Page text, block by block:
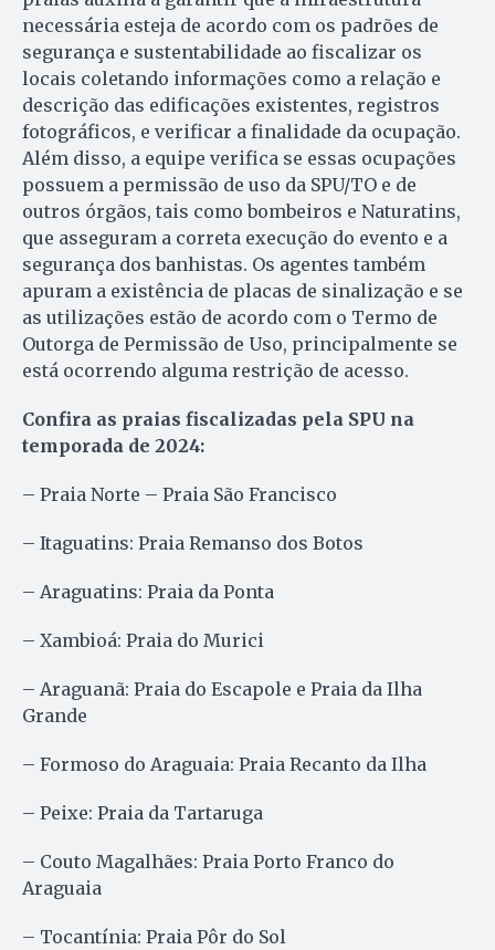
necessária esteja de acordo com os padrões de
segurança e sustentabilidade ao fiscalizar os
locais coletando informações como a relação e
descrição das edificações existentes, registros
fotográficos, e verificar a finalidade da ocupação.
Além disso, a equipe verifica se essas ocupações
possuem a permissão de uso da SPU/TO e de
outros órgãos, tais como bombeiros e Naturatins,
que asseguram a correta execução do evento e a
segurança dos banhistas. Os agentes também
apuram a existência de placas de sinalização e se
as utilizações estão de acordo com o Termo de
Outorga de Permissão de Uso, principalmente se
está ocorrendo alguma restrição de acesso.
Confira as praias fiscalizadas pela SPU na
temporada de 2024:
– Praia Norte – Praia São Francisco
– Itaguatins: Praia Remanso dos Botos
– Araguatins: Praia da Ponta
– Xambioá: Praia do Murici
– Araguanã: Praia do Escapole e Praia da Ilha
Grande
– Formoso do Araguaia: Praia Recanto da Ilha
– Peixe: Praia da Tartaruga
– Couto Magalhães: Praia Porto Franco do
Araguaia
– Tocantínia: Praia Pôr do Sol